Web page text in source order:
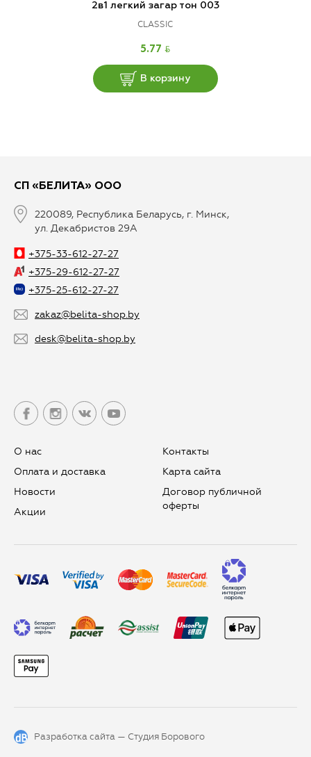
2в1 легкий загар тон 003
CLASSIC
5.77 BYN
В корзину
СП «БЕЛИТА» ООО
220089, Республика Беларусь, г. Минск,
ул. Декабристов 29А
+375-33-612-27-27
+375-29-612-27-27
+375-25-612-27-27
zakaz@belita-shop.by
desk@belita-shop.by
О нас
Оплата и доставка
Новости
Aкции
Контакты
Карта сайта
Договор публичной
оферты
Разработка сайта — Студия Борового